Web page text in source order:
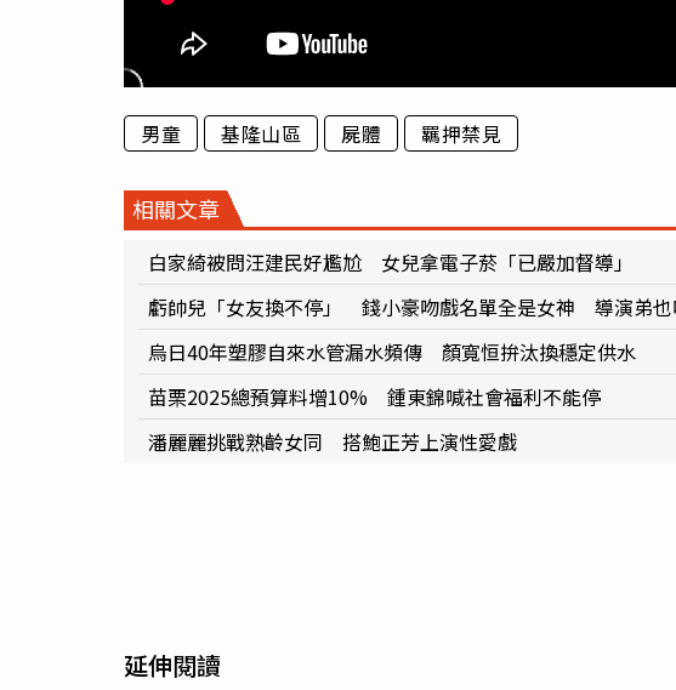
男童 基隆山區 屍體 羈押禁見
相關文章
白家綺被問汪建民好尷尬 女兒拿電子菸「已嚴加督導」
虧帥兒「女友換不停」 錢小豪吻戲名單全是女神 導演弟也
烏日40年塑膠自來水管漏水頻傳 顏寬恒拚汰換穩定供水
苗栗2025總預算料增10% 鍾東錦喊社會福利不能停
潘麗麗挑戰熟齡女同 搭鮑正芳上演性愛戲
延伸閱讀